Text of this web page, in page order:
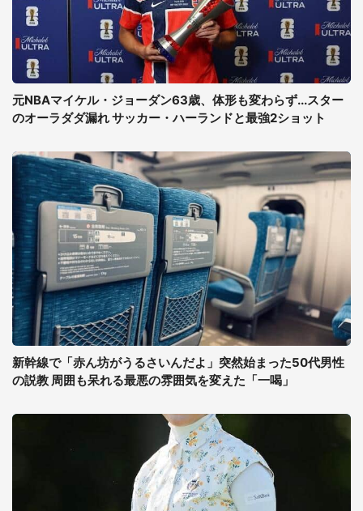
元NBAマイケル・ジョーダン63歳、体形も変わらず...スター
のオーラダダ漏れ サッカー・ハーランドと最強2ショット
新幹線で「赤ん坊がうるさいんだよ」突然始まった50代男性
の説教 周囲も呆れる最悪の雰囲気を変えた「一喝」